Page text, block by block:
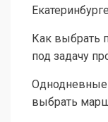
Екатеринбурге
Как выбрать
под задачу
Однодневные
выбрать